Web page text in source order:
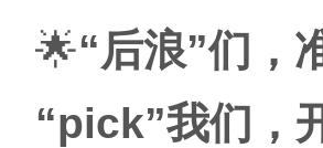
🌟“后浪”们，
“pick”我们，